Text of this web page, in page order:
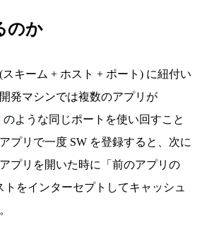
のか
スキーム + ホスト + ポート) に紐付い
発マシンでは複数のアプリが
のような同じポートを使い回すこと
プリで一度 SW を登録すると、次に
プリを開いた時に「前のアプリの
トをインターセプトしてキャッシュ